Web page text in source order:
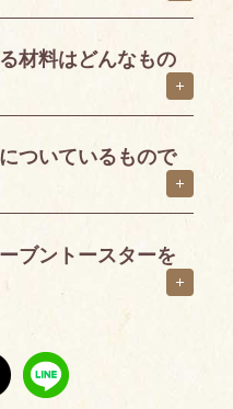
材料はどんなもの
ついているもので
ブントースターを